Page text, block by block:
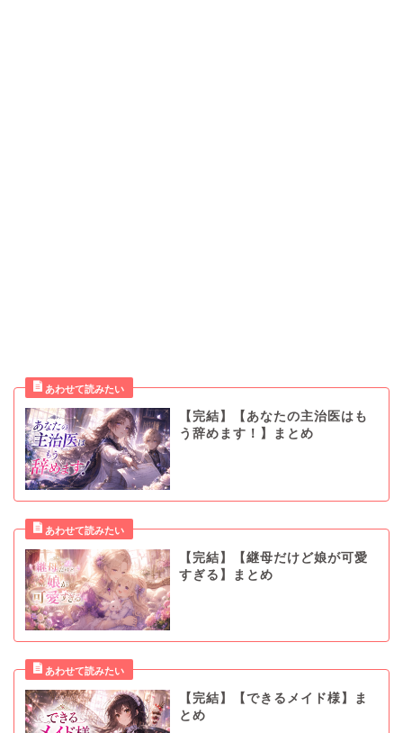
【完結】【あなたの主治医はも
う辞めます！】まとめ
【完結】【継母だけど娘が可愛
すぎる】まとめ
【完結】【できるメイド様】ま
とめ